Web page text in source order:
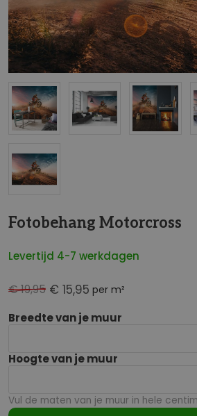
Fotobehang Motorcross
Levertijd 4-7 werkdagen
€ 15,95 per m²
€ 19,95
Breedte van je muur
Hoogte van je muur
Vul de maten van je muur in hele